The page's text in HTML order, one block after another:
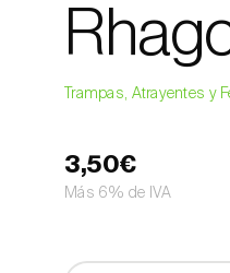
Trampas, Atrayentes y
3,50€
Más 6% de IVA